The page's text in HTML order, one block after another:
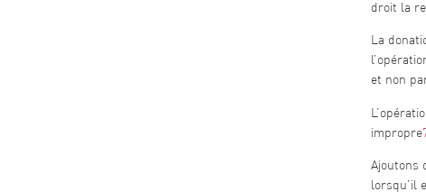
droit la
La
et non
impropre
Ajoutons
lorsqu’il